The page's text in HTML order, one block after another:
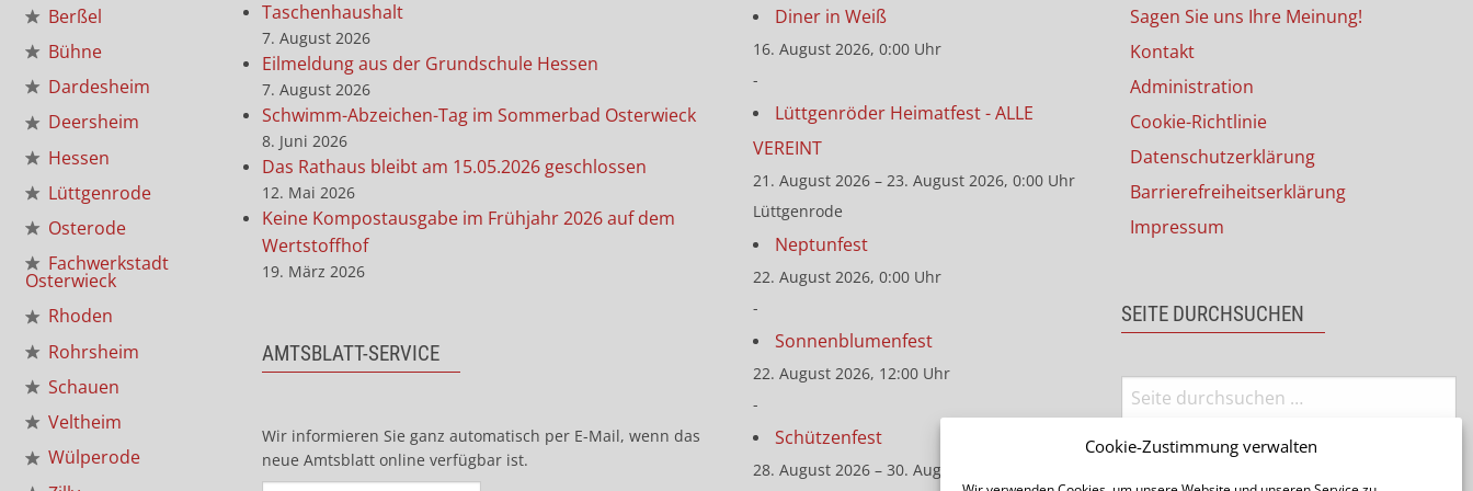
Cookie-Zustimmung verwalten
Berßel
Bühne
Dardesheim
Deersheim
Hessen
Lüttgenrode
Osterode
Fachwerkstadt
Osterwieck
Rhoden
Rohrsheim
Schauen
Veltheim
Wülperode
Taschenhaushalt
7. August 2026
Eilmeldung aus der Grundschule Hessen
7. August 2026
Schwimm-Abzeichen-Tag im Sommerbad Osterwieck
8. Juni 2026
Das Rathaus bleibt am 15.05.2026 geschlossen
12. Mai 2026
Keine Kompostausgabe im Frühjahr 2026 auf dem
Wertstoffhof
19. März 2026
AMTSBLATT-SERVICE
Wir informieren Sie ganz automatisch per E-Mail, wenn das
neue Amtsblatt online verfügbar ist.
Diner in Weiß
16. August 2026, 0:00 Uhr
-
Lüttgenröder Heimatfest - ALLE
VEREINT
21. August 2026 – 23. August 2026, 0:00 Uhr
Lüttgenrode
Neptunfest
22. August 2026, 0:00 Uhr
-
Sonnenblumenfest
22. August 2026, 12:00 Uhr
-
Schützenfest
28. August 2026 – 30. August 2026, 0:00 Uhr
Sagen Sie uns Ihre Meinung!
Kontakt
Administration
Cookie-Richtlinie
Datenschutzerklärung
Barrierefreiheitserklärung
Impressum
SEITE DURCHSUCHEN